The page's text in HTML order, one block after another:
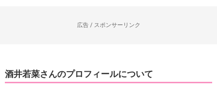
広告 / スポンサーリンク
酒井若菜さんのプロフィールについて